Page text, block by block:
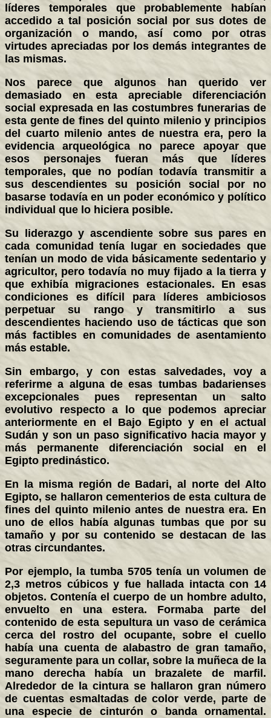
líderes temporales que probablemente habían
accedido a tal posición social por sus dotes de
organización o mando, así como por otras
virtudes apreciadas por los demás integrantes de
las mismas.
Nos parece que algunos han querido ver
demasiado en esta apreciable diferenciación
social expresada en las costumbres funerarias de
esta gente de fines del quinto milenio y principios
del cuarto milenio antes de nuestra era, pero la
evidencia arqueológica no parece apoyar que
esos personajes fueran más que líderes
temporales, que no podían todavía transmitir a
sus descendientes su posición social por no
basarse todavía en un poder económico y político
individual que lo hiciera posible.
Su liderazgo y ascendiente sobre sus pares en
cada comunidad tenía lugar en sociedades que
tenían un modo de vida básicamente sedentario y
agricultor, pero todavía no muy fijado a la tierra y
que exhibía migraciones estacionales. En esas
condiciones es difícil para líderes ambiciosos
perpetuar su rango y transmitirlo a sus
descendientes haciendo uso de tácticas que son
más factibles en comunidades de asentamiento
más estable.
Sin embargo, y con estas salvedades, voy a
referirme a alguna de esas tumbas badarienses
excepcionales pues representan un salto
evolutivo respecto a lo que podemos apreciar
anteriormente en el Bajo Egipto y en el actual
Sudán y son un paso significativo hacia mayor y
más permanente diferenciación social en el
Egipto predinástico.
En la misma región de Badari, al norte del Alto
Egipto, se hallaron cementerios de esta cultura de
fines del quinto milenio antes de nuestra era. En
uno de ellos había algunas tumbas que por su
tamaño y por su contenido se destacan de las
otras circundantes.
Por ejemplo, la tumba 5705 tenía un volumen de
2,3 metros cúbicos y fue hallada intacta con 14
objetos. Contenía el cuerpo de un hombre adulto,
envuelto en una estera. Formaba parte del
contenido de esta sepultura un vaso de cerámica
cerca del rostro del ocupante, sobre el cuello
había una cuenta de alabastro de gran tamaño,
seguramente para un collar, sobre la muñeca de la
mano derecha había un brazalete de marfil.
Alrededor de la cintura se hallaron gran número
de cuentas esmaltadas de color verde, parte de
una especie de cinturón o banda ornamental.